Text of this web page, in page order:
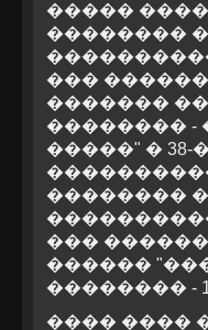
�����
��������
���
�������
�������� -
�����" �
��������
���
������
�������� -
���� ����